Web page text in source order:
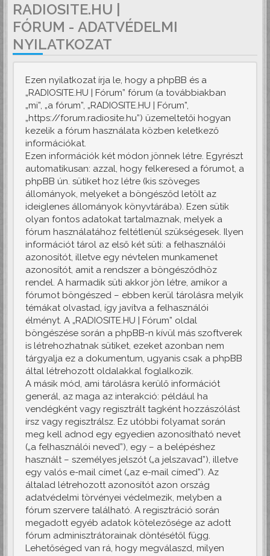
RADIOSITE.HU |
FÓRUM - ADATVÉDELMI
NYILATKOZAT
Ezen nyilatkozat írja le, hogy a phpBB és a
„RADIOSITE.HU | Fórum” fórum (a továbbiakban
„mi”, „a fórum”, „RADIOSITE.HU | Fórum”,
„https://forum.radiosite.hu”) üzemeltetői hogyan
kezelik a fórum használata közben keletkező
információkat.
Ezen információk két módon jönnek létre. Egyrészt
automatikusan: azzal, hogy felkeresed a fórumot, a
phpBB ún. sütiket hoz létre (kis szöveges
állományok, melyeket a böngésződ letölt az
ideiglenes állományok könyvtárába). Ezen sütik
olyan fontos adatokat tartalmaznak, melyek a
fórum használatához feltétlenül szükségesek. Ilyen
információt tárol az első két süti: a felhasználói
azonosítót, illetve egy névtelen munkamenet
azonosítót, amit a rendszer a böngésződhöz
rendel. A harmadik süti akkor jön létre, amikor a
fórumot böngészed – ebben kerül tárolásra melyik
témákat olvastad, így javítva a felhasználói
élményt. A „RADIOSITE.HU | Fórum” oldal
böngészése során a phpBB-n kívül más szoftverek
is létrehozhatnak sütiket, ezeket azonban nem
tárgyalja ez a dokumentum, ugyanis csak a phpBB
által létrehozott oldalakkal foglalkozik.
A másik mód, ami tárolásra kerülő információt
generál, az maga az interakció: például ha
vendégként vagy regisztrált tagként hozzászólást
írsz vagy regisztrálsz. Ez utóbbi folyamat során
meg kell adnod egy egyedien azonosítható nevet
(„a felhasználói neved”), egy – a belépéshez
használt – személyes jelszót („a jelszavad”), illetve
egy valós e-mail címet („az e-mail címed”). Az
általad létrehozott azonosítót azon ország
adatvédelmi törvényei védelmezik, melyben a
fórum szervere található. A regisztráció során
megadott egyéb adatok kötelezősége az adott
fórum adminisztrátorainak döntésétől függ.
Lehetőséged van rá, hogy megválaszd, milyen